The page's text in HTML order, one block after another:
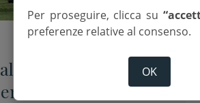
“Sirotti” 0-0 tra
Per proseguire, clicca su
preferenze relative al consenso.
OK